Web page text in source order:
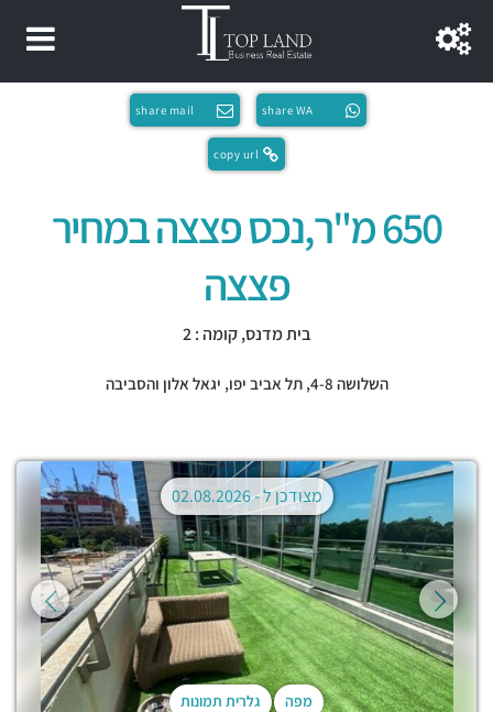
share WA
share mail
copy url
650 מ"ר,נכס פצצה במחיר
פצצה
בית מדנס, קומה : 2
השלושה 4-8, תל אביב יפו, יגאל אלון והסביבה
מפה גלרית תמונות
מצודכן ל -02.08.2026